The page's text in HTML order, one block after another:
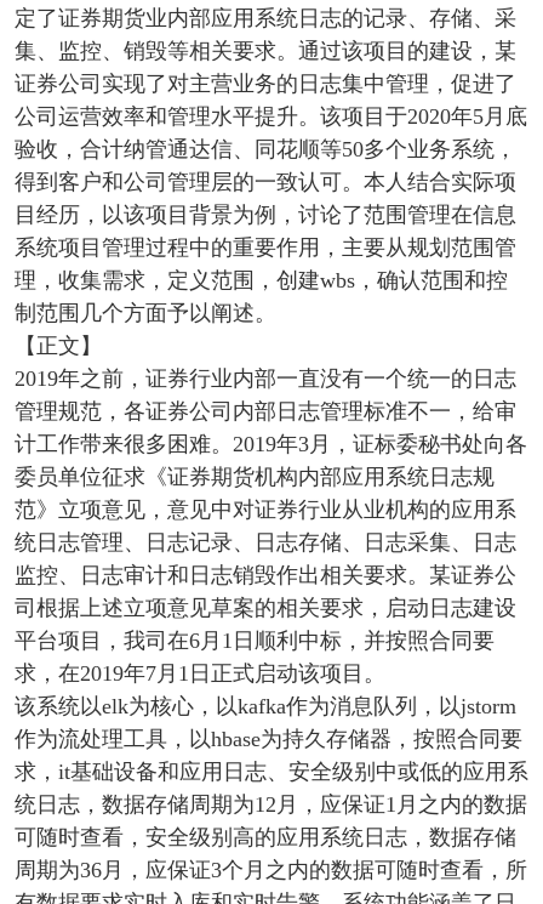
定了证券期货业内部应用系统日志的记录、存储、采
集、监控、销毁等相关要求。通过该项目的建设，某
证券公司实现了对主营业务的日志集中管理，促进了
公司运营效率和管理水平提升。该项目于2020年5月底
验收，合计纳管通达信、同花顺等50多个业务系统，
得到客户和公司管理层的一致认可。本人结合实际项
目经历，以该项目背景为例，讨论了范围管理在信息
系统项目管理过程中的重要作用，主要从规划范围管
理，收集需求，定义范围，创建wbs，确认范围和控
制范围几个方面予以阐述。
【正文】
2019年之前，证券行业内部一直没有一个统一的日志
管理规范，各证券公司内部日志管理标准不一，给审
计工作带来很多困难。2019年3月，证标委秘书处向各
委员单位征求《证券期货机构内部应用系统日志规
范》立项意见，意见中对证券行业从业机构的应用系
统日志管理、日志记录、日志存储、日志采集、日志
监控、日志审计和日志销毁作出相关要求。某证券公
司根据上述立项意见草案的相关要求，启动日志建设
平台项目，我司在6月1日顺利中标，并按照合同要
求，在2019年7月1日正式启动该项目。
该系统以elk为核心，以kafka作为消息队列，以jstorm
作为流处理工具，以hbase为持久存储器，按照合同要
求，it基础设备和应用日志、安全级别中或低的应用系
统日志，数据存储周期为12月，应保证1月之内的数据
可随时查看，安全级别高的应用系统日志，数据存储
周期为36月，应保证3个月之内的数据可随时查看，所